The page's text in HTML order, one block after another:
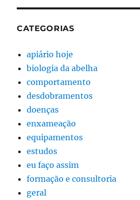
CATEGORIAS
apiário hoje
biologia da abelha
comportamento
desdobramentos
doenças
enxameação
equipamentos
estudos
eu faço assim
formação e consultoria
geral